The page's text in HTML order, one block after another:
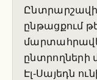
Ընտրարշավի
ընթացքում
ընտրողների
Էլ-Սայեդն